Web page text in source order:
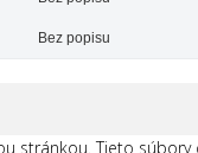
Bez popisu
stránkou. Tieto